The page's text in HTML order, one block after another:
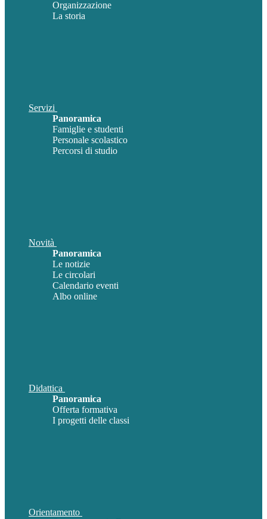
Organizzazione
La storia
Servizi
Panoramica
Famiglie e studenti
Personale scolastico
Percorsi di studio
Novità
Panoramica
Le notizie
Le circolari
Calendario eventi
Albo online
Didattica
Panoramica
Offerta formativa
I progetti delle classi
Orientamento